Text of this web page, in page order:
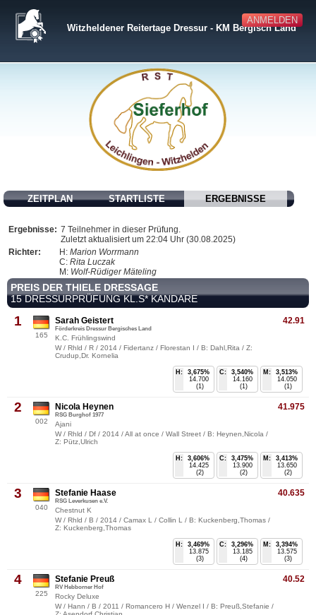
ANMELDEN
Witzheldener Reitertage Dressur - KM Bergisch Land
ZEITPLAN STARTLISTE ERGEBNISSE
Ergebnisse: 7 Teilnehmer in dieser Prüfung.
Zuletzt aktualisiert um 22:04 Uhr (30.08.2025)
Richter:
H: Marion Worrmann
C: Rita Luczak
M: Wolf-Rüdiger Mäteling
PREIS DER THIELE DRESSAGE
15 DRESSURPRÜFUNG KL.S* KANDARE
1
165
42.91
Sarah Geistert
Förderkreis Dressur Bergisches Land
K.C. Frühlingswind
W / Rhld / R / 2014 / Fidertanz / Florestan I / B: Dahl,Rita / Z:
Crudup,Dr. Kornelia
M:
3,513%
14.050
(1)
C:
3,540%
14.160
(1)
H:
3,675%
14.700
(1)
2
002
41.975
Nicola Heynen
RSG Burghof 1977
Ajani
W / Rhld / Df / 2014 / All at once / Wall Street / B: Heynen,Nicola /
Z: Pütz,Ulrich
M:
3,413%
13.650
(2)
C:
3,475%
13.900
(2)
H:
3,606%
14.425
(2)
3
040
40.635
Stefanie Haase
RSG Leverkusen e.V.
Chestnut K
W / Rhld / B / 2014 / Camax L / Collin L / B: Kuckenberg,Thomas /
Z: Kuckenberg,Thomas
M:
3,394%
13.575
(3)
C:
3,296%
13.185
(4)
H:
3,469%
13.875
(3)
4
225
40.52
Stefanie Preuß
RV Hebborner Hof
Rocky Deluxe
W / Hann / B / 2011 / Romancero H / Wenzel I / B: Preuß,Stefanie /